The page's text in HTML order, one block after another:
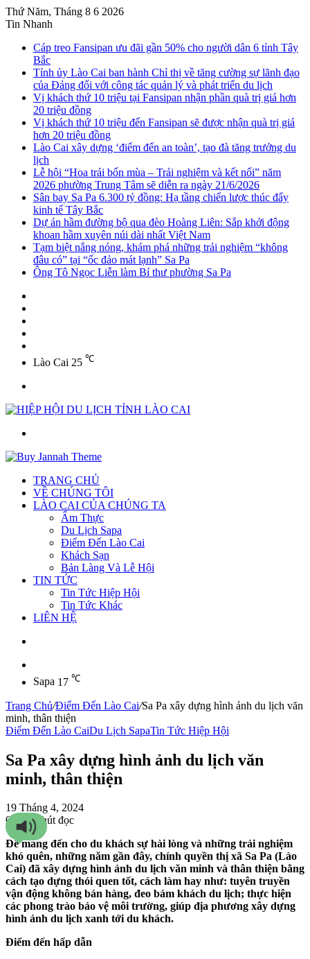
Thứ Năm, Tháng 8 6 2026
Tin Nhanh
Cáp treo Fansipan ưu đãi gần 50% cho người dân 6 tỉnh Tây
Bắc
Tỉnh ủy Lào Cai ban hành Chỉ thị về tăng cường sự lãnh đạo
của Đảng đối với công tác quản lý và phát triển du lịch
Vị khách thứ 10 triệu tại Fansipan nhận phần quà trị giá hơn
20 triệu đồng
Vị khách thứ 10 triệu đến Fansipan sẽ được nhận quà trị giá
hơn 20 triệu đồng
Lào Cai xây dựng ‘điểm đến an toàn’, tạo đà tăng trưởng du
lịch
Lễ hội “Hoa trái bốn mùa – Trải nghiệm và kết nối” năm
2026 phường Trung Tâm sẽ diễn ra ngày 21/6/2026
Sân bay Sa Pa 6.300 tỷ đồng: Hạ tầng chiến lược thúc đẩy
kinh tế Tây Bắc
Dự án hầm đường bộ qua đèo Hoàng Liên: Sắp khởi động
khoan hầm xuyên núi dài nhất Việt Nam
Tạm biệt nắng nóng, khám phá những trải nghiệm “không
đâu có” tại “ốc đảo mát lạnh” Sa Pa
Ông Tô Ngọc Liễn làm Bí thư phường Sa Pa
Lào Cai 25 ℃
TRANG CHỦ
VỀ CHÚNG TÔI
LÀO CAI CỦA CHÚNG TA
Ẩm Thực
Du Lịch Sapa
Điểm Đến Lào Cai
Khách Sạn
Bản Làng Và Lễ Hội
TIN TỨC
Tin Tức Hiệp Hội
Tin Tức Khác
LIÊN HỆ
Sapa 17 ℃
Trang Chủ/Điểm Đến Lào Cai/Sa Pa xây dựng hình ảnh du lịch văn
minh, thân thiện
Điểm Đến Lào CaiDu Lịch SapaTin Tức Hiệp Hội
Sa Pa xây dựng hình ảnh du lịch văn
minh, thân thiện
19 Tháng 4, 2024
0 513 phút đọc
Để mang đến cho du khách sự hài lòng và những trải nghiệm
khó quên, những năm gần đây, chính quyền thị xã Sa Pa (Lào
Cai) đã xây dựng hình ảnh du lịch văn minh và thân thiện bằng
cách tạo dựng thói quen tốt, cách làm hay như: tuyên truyền
vận động không bán hàng, đeo bám khách du lịch; thực hiện
các phong trào bảo vệ môi trường, giúp địa phương xây dựng
hình ảnh du lịch xanh tới du khách.
Điểm đến hấp dẫn